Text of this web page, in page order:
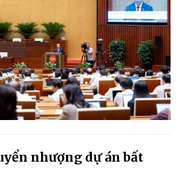
nhượng dự án bất